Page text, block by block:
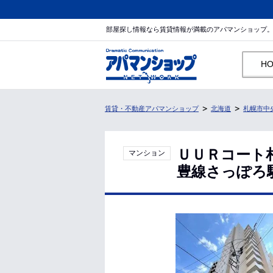
部屋探し情報なら賃貸情報が満載のアパマンショップ
賃貸・不動産アパマンショップ 北海道 札幌市中
マンション
ＵＵＲコート
豊線さっぽろ